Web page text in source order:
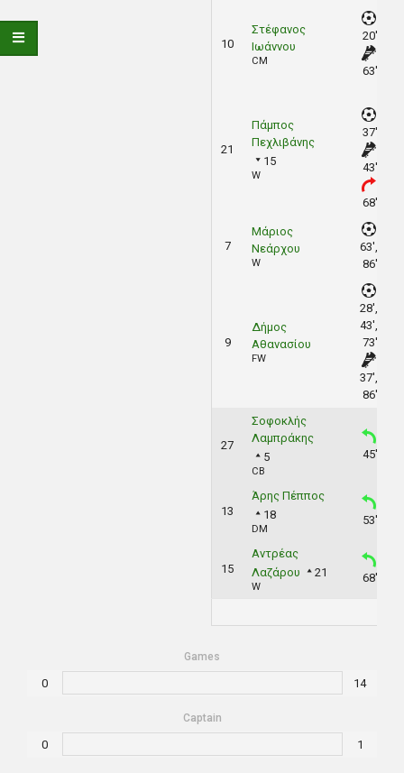
10
Στέφανος
Ιωάννου
CM
20'
63'
21
Πάμπος
Πεχλιβάνης
15
W
37'
43'
68'
7
Μάριος
Νεάρχου
W
63',
86'
9
Δήμος
Αθανασίου
FW
28',
43',
73'
37',
86'
27
Σοφοκλής
Λαμπράκης
5
CB
45'
13
Άρης Πέππος
18
DM
53'
15
Αντρέας
Λαζάρου
21
W
68'
Games
0 14
Captain
0 1